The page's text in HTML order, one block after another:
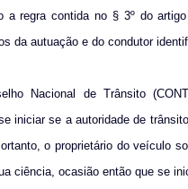
a regra contida no § 3º do
da autuação e do condutor
Nacional de Trânsito
iniciar se a autoridade de
o proprietário do veículo
ciência, ocasião então que se